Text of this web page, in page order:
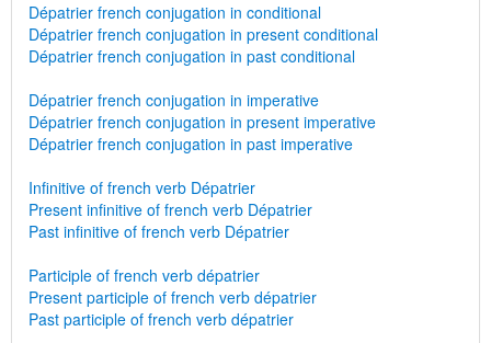
Dépatrier french conjugation in conditional
Dépatrier french conjugation in present conditional
Dépatrier french conjugation in past conditional
Dépatrier french conjugation in imperative
Dépatrier french conjugation in present imperative
Dépatrier french conjugation in past imperative
Infinitive of french verb Dépatrier
Present infinitive of french verb Dépatrier
Past infinitive of french verb Dépatrier
Participle of french verb dépatrier
Present participle of french verb dépatrier
Past participle of french verb dépatrier